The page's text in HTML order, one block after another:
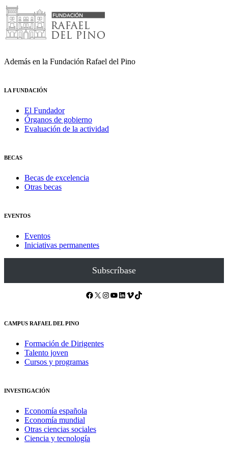
Además en la Fundación Rafael del Pino
LA FUNDACIÓN
El Fundador
Órganos de gobierno
Evaluación de la actividad
BECAS
Becas de excelencia
Otras becas
EVENTOS
Eventos
Iniciativas permanentes
Subscríbase
Facebook X Instagram YouTube LinkedIn Vimeo TikTok
CAMPUS RAFAEL DEL PINO
Formación de Dirigentes
Talento joven
Cursos y programas
INVESTIGACIÓN
Economía española
Economía mundial
Otras ciencias sociales
Ciencia y tecnología